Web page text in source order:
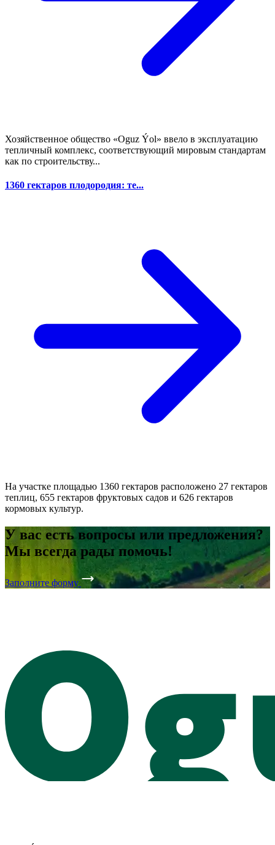
Хозяйственное общество «Oguz Ýol» ввело в эксплуатацию
тепличный комплекс, соответствующий мировым стандартам
как по строительству...
1360 гектаров плодородия: те...
На участке площадью 1360 гектаров расположено 27 гектаров
теплиц, 655 гектаров фруктовых садов и 626 гектаров
кормовых культур.
У вас есть вопросы или предложения?
Мы всегда рады помочь!
Заполните форму